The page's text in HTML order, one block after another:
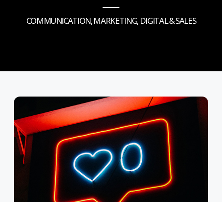
COMMUNICATION, MARKETING, DIGITAL & SALES